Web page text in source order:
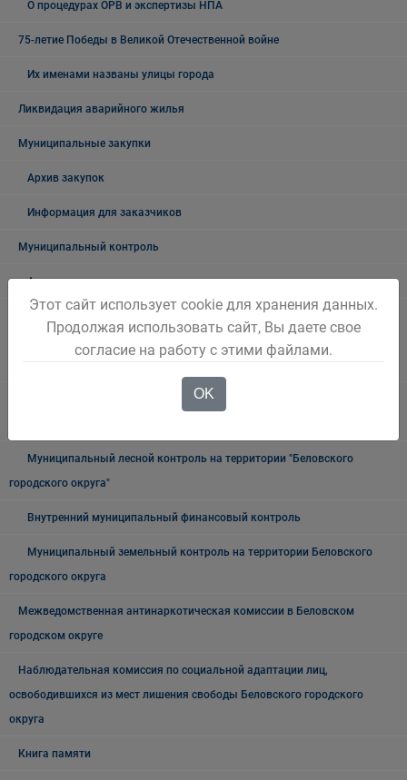
О процедурах ОРВ и экспертизы НПА
75-летие Победы в Великой Отечественной войне
Их именами названы улицы города
Ликвидация аварийного жилья
Муниципальные закупки
Архив закупок
Информация для заказчиков
Муниципальный контроль
Архив
Муниципальный контроль на автомобильном транспорте,
Муниципальный жилищный контроль на территории Беловского
Муниципальный лесной контроль на территории "Беловского
городского округа"
Внутренний муниципальный финансовый контроль
Муниципальный земельный контроль на территории Беловского
городского округа
Межведомственная антинаркотическая комиссии в Беловском
городском округе
Наблюдательная комиссия по социальной адаптации лиц,
освободившихся из мест лишения свободы Беловского городского
округа
Книга памяти
Этот сайт использует cookie для хранения данных.
Продолжая использовать сайт, Вы даете свое
согласие на работу с этими файлами.
OK